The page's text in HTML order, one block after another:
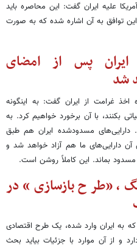
علیه ایران گفت: این محاصره باید
توافق به آن اشاره شده که به صورت
ایران پس از امضای
شد
اخذ غرامت از ایران گفت: به اینگونه
بکنند، با آن برخورد خواهیم کرد. به
دارایی‌های مسدودشده ایران هم طبق
دارایی‌های ما هم آزاد خواهد شد و
مسدود بماند. این کاملاً روشن است.
«طرح بازسازی» در
که به ایران وارد شده، یک طرح اقتصادی
و از آن موارد با جزئیات بیاید بحث